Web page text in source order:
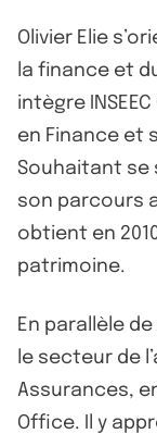
Olivier Elie
la finance et
intègre
en Finance et
Souhaitant se
son parcours
obtient en
patrimoine.
En parallèle
le secteur de
Assurances,
Office. Il y